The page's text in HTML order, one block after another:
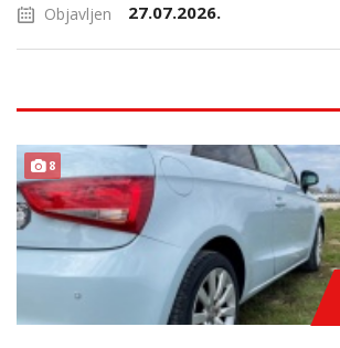
Objavljen 27.07.2026.
8